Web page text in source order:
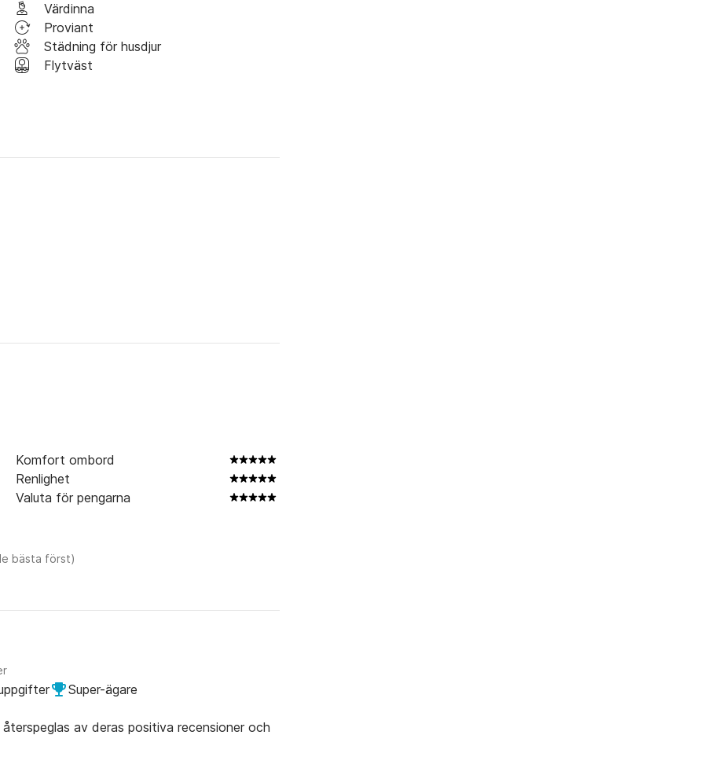
om tillgänglighet.
kommer att glömma.
Värdinna
Proviant
Städning för husdjur
Flytväst
Komfort ombord
Renlighet
Valuta för pengarna
bästa först)
Super-ägare
av deras positiva recensioner och